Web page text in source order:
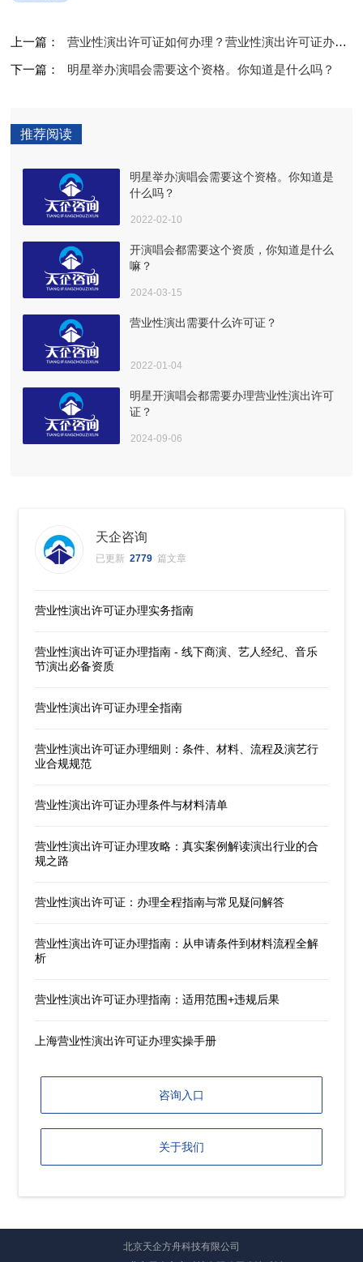
上一篇：
营业性演出许可证如何办理？营业性演出许可证办理要哪些材料？
下一篇：
明星举办演唱会需要这个资格。你知道是什么吗？
推荐阅读
明星举办演唱会需要这个资格。你知道是
什么吗？
2022-02-10
开演唱会都需要这个资质，你知道是什么
嘛？
2024-03-15
营业性演出需要什么许可证？
2022-01-04
明星开演唱会都需要办理营业性演出许可
证？
2024-09-06
天企咨询
已更新 2779 篇文章
营业性演出许可证办理实务指南
营业性演出许可证办理指南 - 线下商演、艺人经纪、音乐
节演出必备资质
营业性演出许可证办理全指南
营业性演出许可证办理细则：条件、材料、流程及演艺行
业合规规范
营业性演出许可证办理条件与材料清单
营业性演出许可证办理攻略：真实案例解读演出行业的合
规之路
营业性演出许可证：办理全程指南与常见疑问解答
营业性演出许可证办理指南：从申请条件到材料流程全解
析
营业性演出许可证办理指南：适用范围+违规后果
上海营业性演出许可证办理实操手册
咨询入口
关于我们
北京天企方舟科技有限公司